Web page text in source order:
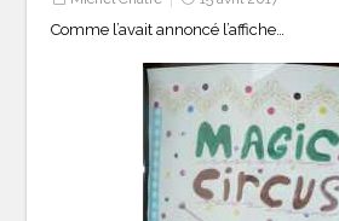
Comme l’avait annoncé l’affiche…